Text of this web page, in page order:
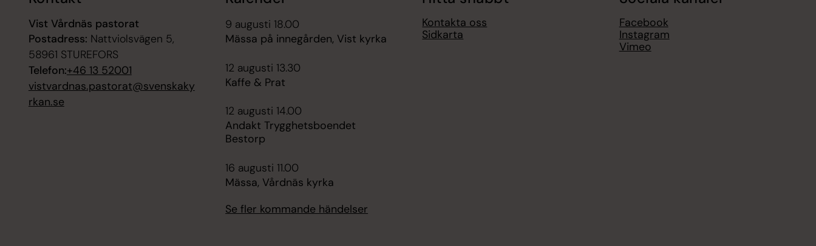
Vist Vårdnäs pastorat
Postadress: Nattviolsvägen 5,
58961 STUREFORS
Telefon:+46 13 52001
vistvardnas.pastorat@svenskaky
rkan.se
9 augusti 18.00
Mässa på innegården, Vist kyrka
12 augusti 13.30
Kaffe & Prat
12 augusti 14.00
Andakt Trygghetsboendet
Bestorp
16 augusti 11.00
Mässa, Vårdnäs kyrka
Se fler kommande händelser
Kontakta oss
Sidkarta
Facebook
Instagram
Vimeo